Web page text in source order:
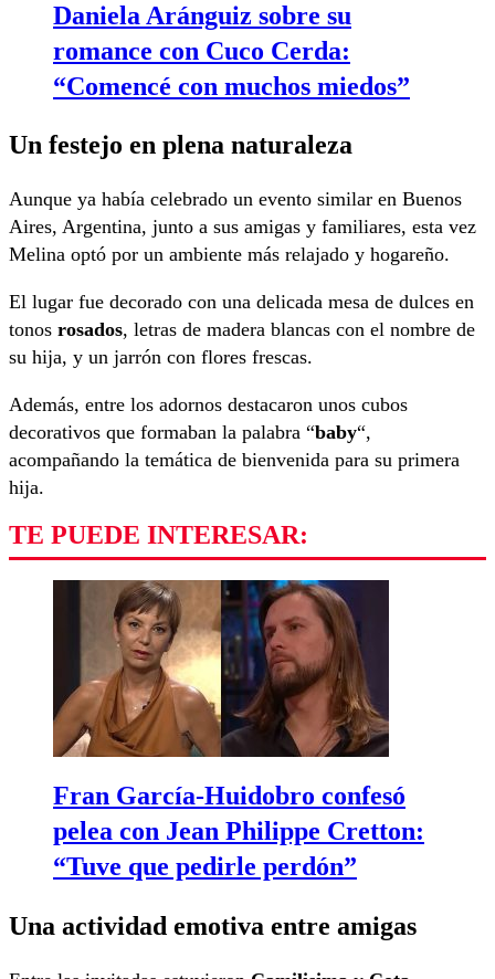
Daniela Aránguiz sobre su
romance con Cuco Cerda:
“Comencé con muchos miedos”
Un festejo en plena naturaleza
Aunque ya había celebrado un evento similar en Buenos
Aires, Argentina, junto a sus amigas y familiares, esta vez
Melina optó por un ambiente más relajado y hogareño.
El lugar fue decorado con una delicada mesa de dulces en
tonos rosados, letras de madera blancas con el nombre de
su hija, y un jarrón con flores frescas.
Además, entre los adornos destacaron unos cubos
decorativos que formaban la palabra “baby“,
acompañando la temática de bienvenida para su primera
hija.
TE PUEDE INTERESAR:
Fran García-Huidobro confesó
pelea con Jean Philippe Cretton:
“Tuve que pedirle perdón”
Una actividad emotiva entre amigas